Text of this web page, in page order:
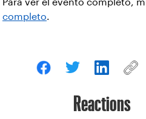
Para ver el evento completo,
completo.
Reactions